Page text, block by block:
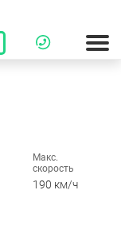
Макс.
скорость
190 км/ч